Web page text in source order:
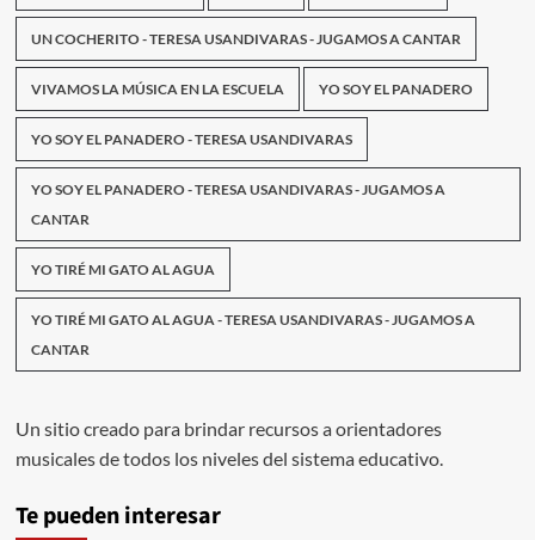
UN COCHERITO - TERESA USANDIVARAS - JUGAMOS A CANTAR
VIVAMOS LA MÚSICA EN LA ESCUELA YO SOY EL PANADERO
YO SOY EL PANADERO - TERESA USANDIVARAS
YO SOY EL PANADERO - TERESA USANDIVARAS - JUGAMOS A
CANTAR
YO TIRÉ MI GATO AL AGUA
YO TIRÉ MI GATO AL AGUA - TERESA USANDIVARAS - JUGAMOS A
CANTAR
Un sitio creado para brindar recursos a orientadores
musicales de todos los niveles del sistema educativo.
Te pueden interesar